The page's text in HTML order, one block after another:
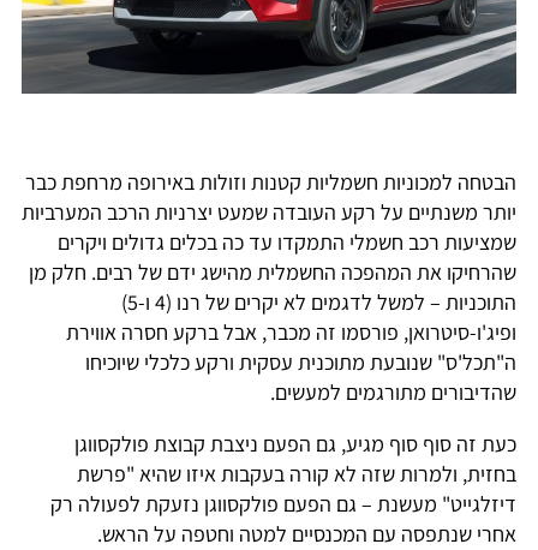
הבטחה למכוניות חשמליות קטנות וזולות באירופה מרחפת כבר
יותר משנתיים על רקע העובדה שמעט יצרניות הרכב המערביות
שמציעות רכב חשמלי התמקדו עד כה בכלים גדולים ויקרים
שהרחיקו את המהפכה החשמלית מהישג ידם של רבים. חלק מן
התוכניות – למשל לדגמים לא יקרים של רנו (4 ו-5)
ופיג'ו-סיטרואן, פורסמו זה מכבר, אבל ברקע חסרה אווירת
ה"תכל'ס" שנובעת מתוכנית עסקית ורקע כלכלי שיוכיחו
שהדיבורים מתורגמים למעשים.
כעת זה סוף סוף מגיע, גם הפעם ניצבת קבוצת פולקסווגן
בחזית, ולמרות שזה לא קורה בעקבות איזו שהיא "פרשת
דיזלגייט" מעשנת – גם הפעם פולקסווגן נזעקת לפעולה רק
אחרי שנתפסה עם המכנסיים למטה וחטפה על הראש.